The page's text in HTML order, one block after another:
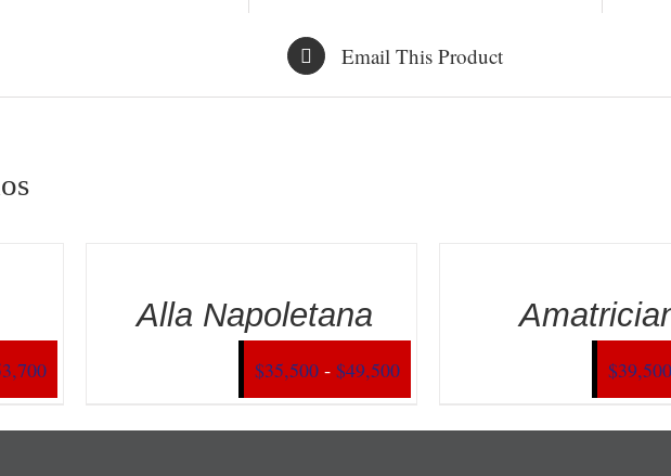
Email This Product
Rango
de
precios:
Alla Napoletana
$35,500 - $49,500Rango
de
precios:
$39,500